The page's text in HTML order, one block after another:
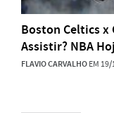
Boston Celtics x
Assistir? NBA
FLAVIO CARVALHOEM